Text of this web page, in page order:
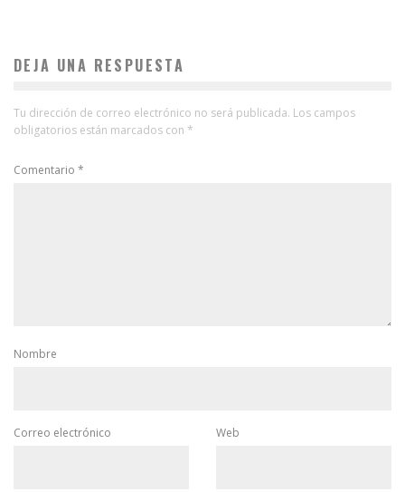
DEJA UNA RESPUESTA
Tu dirección de correo electrónico no será publicada. Los campos
obligatorios están marcados con *
Comentario *
Nombre
Correo electrónico Web